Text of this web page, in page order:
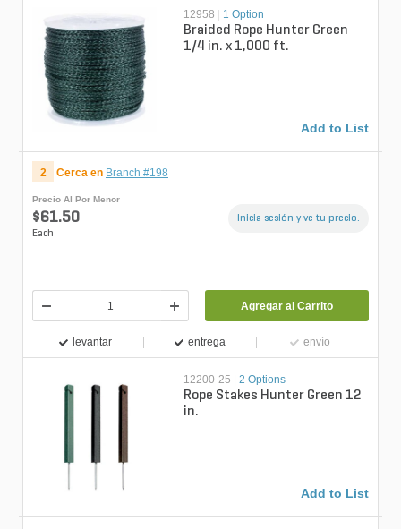
12958 1 Option
Braided Rope Hunter Green
1/4 in. x 1,000 ft.
Add to List
2 Cerca en Branch #198
Precio Al Por Menor
$61.50
Each
Inicia sesión y ve tu precio.
Agregar al Carrito
levantar entrega envío
12200-25 | 2 Options
Rope Stakes Hunter Green 12
in.
Add to List